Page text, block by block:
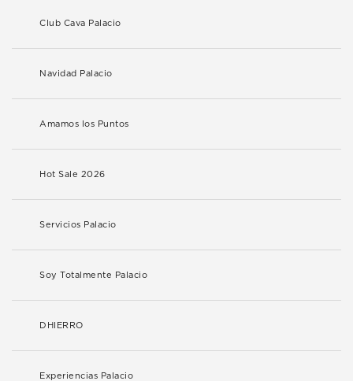
Club Cava Palacio
Navidad Palacio
Amamos los Puntos
Hot Sale 2026
Servicios Palacio
Soy Totalmente Palacio
DHIERRO
Experiencias Palacio